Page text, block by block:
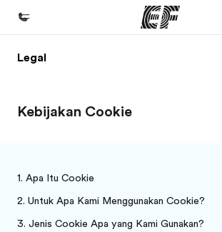
Beranda
Daftar program
Kantor dan sekolah
Tentang kami
Legal
Kebijakan Cookie
Apa Itu Cookie
Untuk Apa Kami Menggunakan Cookie?
Jenis Cookie Apa yang Kami Gunakan?